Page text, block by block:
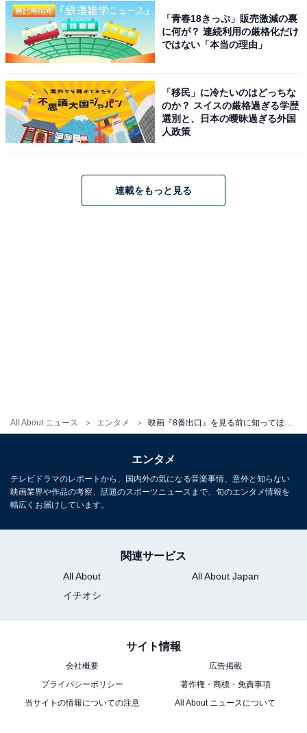
All About ニュース エンタメ 映画『8番出口』を見る前に知ってほしい8つのこと。二宮和也が「無個性」を演じる説得力とは
「青春18きっぷ」販売激減の裏
に何が？ 連続利用の厳格化だけ
ではない「本当の理由」
「移民」に冷たいのはどっちな
のか？ スイスの厳格過ぎる学歴
選別と、日本の曖昧過ぎる外国
人政策
連載をもっと見る
エンタメ
テレビドラマのレポートから、国内外の気になる音楽事情、意外と知らない
映画業界や作品の考察、話題のスポーツニュースまで、旬のエンタメ情報を
幅広くお届けしています。
関連サービス
All About
All About Japan
イチオシ
サイト情報
会社概要
広告掲載
プライバシーポリシー
著作権・商標・免責事項
当サイトの情報についての注意
All About ニュースについて